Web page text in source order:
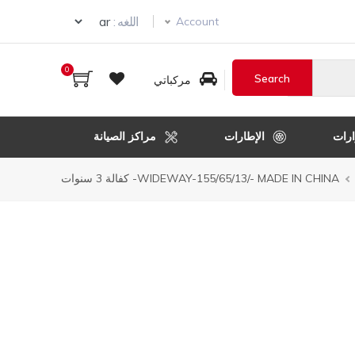
Account اللغه :
Select your language
مركباتي
0
الإطارات مراكز الصيانة
WIDEWAY-155/65/13/- MADE IN CHINA- كفالة 3 سنوات